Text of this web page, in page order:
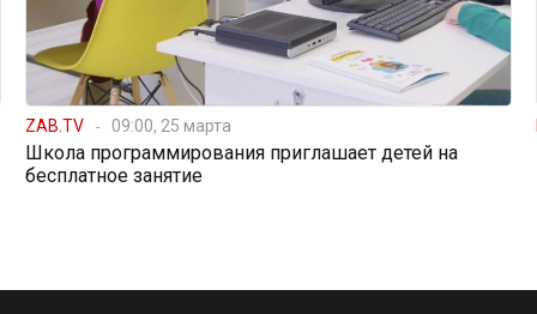
ZAB.TV 09:00, 25 марта
Школа программирования приглашает детей на
бесплатное занятие